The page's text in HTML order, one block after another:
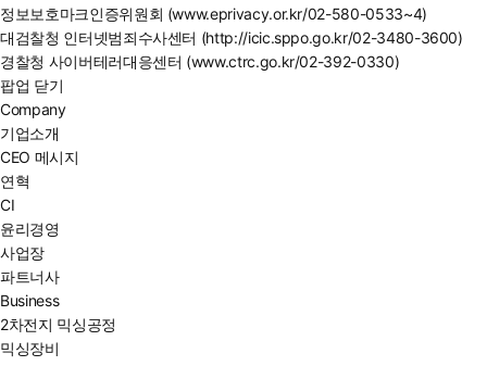
정보보호마크인증위원회 (www.eprivacy.or.kr/02-580-0533~4)
대검찰청 인터넷범죄수사센터 (http://icic.sppo.go.kr/02-3480-3600)
경찰청 사이버테러대응센터 (www.ctrc.go.kr/02-392-0330)
팝업 닫기
Company
기업소개
CEO 메시지
연혁
CI
윤리경영
사업장
파트너사
Business
2차전지 믹싱공정
믹싱장비